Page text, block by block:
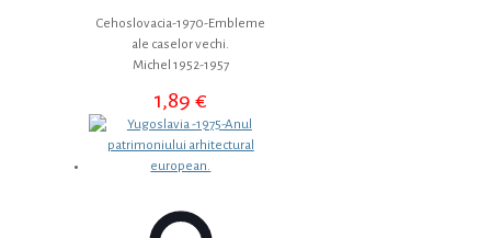
Cehoslovacia-1970-Embleme
ale caselor vechi.
Michel 1952-1957
1,89€